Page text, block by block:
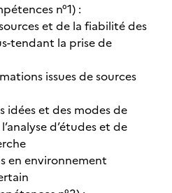
n°1) :
et de la fiabilité des
tendant la prise de
issues de sources
idées et des modes de
d’études et de
en environnement